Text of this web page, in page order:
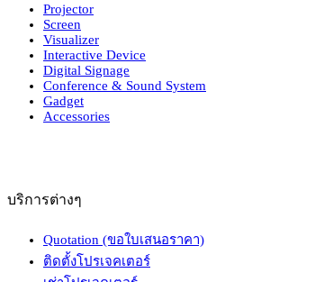
Projector
Screen
Visualizer
Interactive Device
Digital Signage
Conference & Sound System
Gadget
Accessories
บริการต่างๆ
Quotation (ขอใบเสนอราคา)
ติดตั้งโปรเจคเตอร์